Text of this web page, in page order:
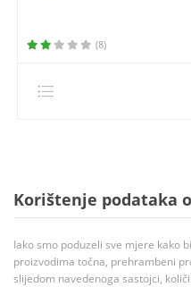
(8)
Korištenje podataka
Iako smo poduzeli sve mjere kako
proizvodima točna, prehrambeni
slijedom navedenoga sastojci,